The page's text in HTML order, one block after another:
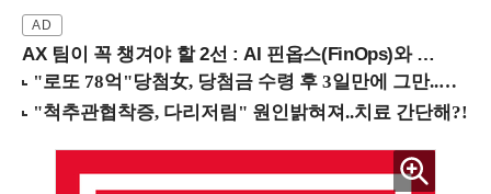
AX 팀이 꼭 챙겨야 할 2선 : AI 핀옵스(FinOps)와 토큰 거버넌스 (8/21 잠실역)